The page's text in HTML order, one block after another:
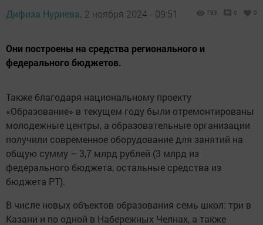
Дифиза Нуриева, 2 ноября 2024 - 09:51 793 0 0
Они построены на средства регионального и
федерального бюджетов.
Также благодаря национальному проекту
«Образование» в текущем году были отремонтированы
молодежные центры, а образовательные организации
получили современное оборудование для занятий на
общую сумму – 3,7 млрд рублей (3 млрд из
федерального бюджета, остальные средства из
бюджета РТ).
В числе новых объектов образования семь школ: три в
Казани и по одной в Набережных Челнах, а также